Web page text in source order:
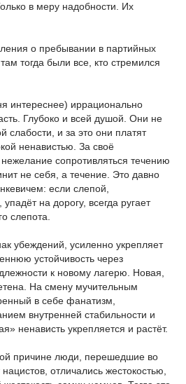
в меру надобности. Их
о пребывании в партийных
тогда были все, кто стремился
интереснее) иррационально
Глубоко и всей душой. Они не
слабости, и за это они платят
ненавистью. За своё
сопротивляться течению
не себя, а течение. Это давно
если слепой,
на дорогу, всегда ругает
слепота.
убеждений, усиленно укрепляет
устойчивость через
к новому лагерю. Новая,
На смену мучительным
в себе фанатизм,
внутренней стабильности и
ненависть укрепляется и растёт.
причине люди, перешедшие во
отличались жестокостью,